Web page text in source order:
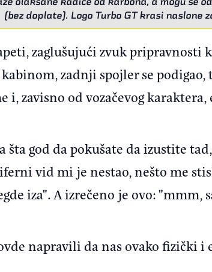
(bez doplate). Logo Turbo GT krasi naslone
zaglušujući zvuk pripravnosti
zadnji spojler se podigao,
i, zavisno od vozačevog
god da pokušate da izustite
vid mi je nestao, nešto me
iza". A izrečeno je ovo: "mmm,
napravili da nas ovako fizički i